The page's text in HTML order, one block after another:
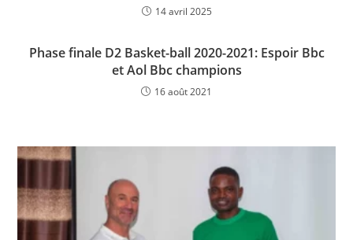
14 avril 2025
Phase finale D2 Basket-ball 2020-2021: Espoir Bbc
et Aol Bbc champions
16 août 2021